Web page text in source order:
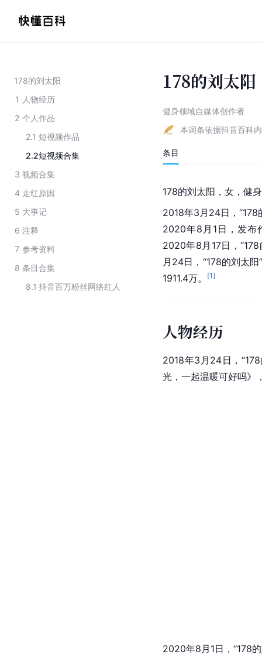
178的刘太阳
1 人物经历
2 个人作品
2.1 短视频作品
2.2短视频合集
3 视频合集
4 走红原因
5 大事记
6 注释
7 参考资料
8 条目合集
8.1 抖音百万粉丝网络红人
178的刘太阳
健身领域自媒体创作者
本词条依据抖音百科
条目
178的刘太阳，女，健
2018年3月24日，“178
2020年8月1日，发布
2020年8月17日，
月24日，“178的刘太
1911.4万。
[1]
人物经历
2018年3月24日，
光，一起温暖可好吗》
2020年8月1日，“178